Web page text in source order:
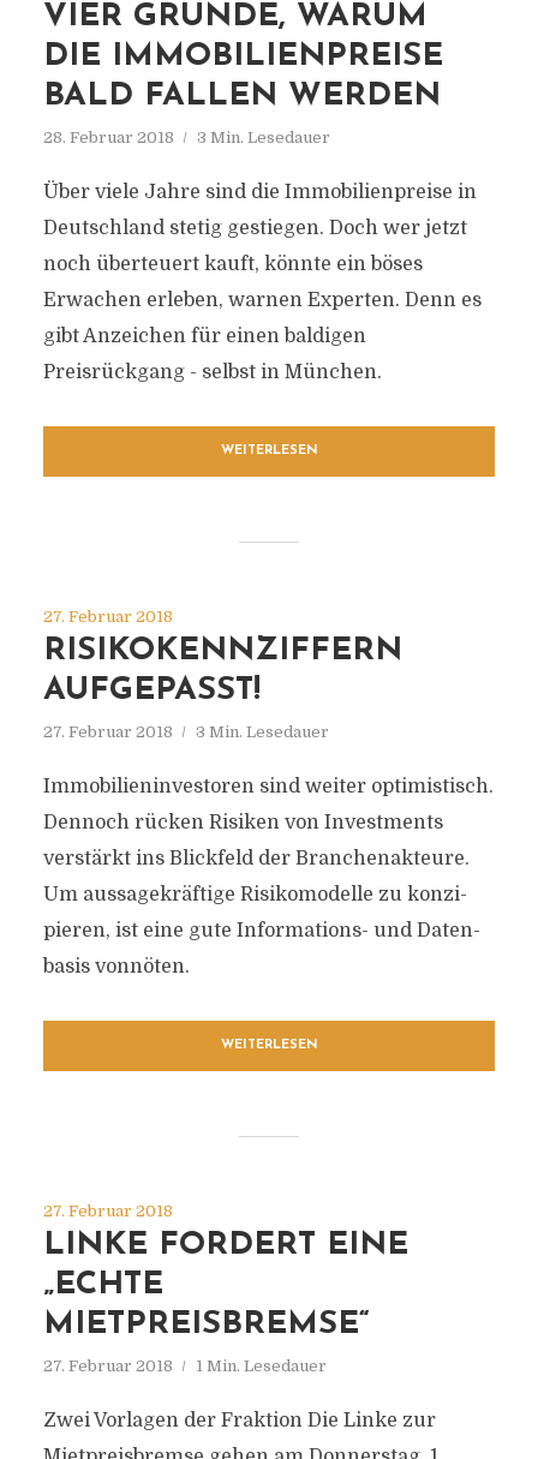
VIER GRÜNDE, WARUM
DIE IMMOBILIENPREISE
BALD FALLEN WERDEN
28. Februar 2018 3 Min. Lesedauer
Über viele Jahre sind die Immobilienpreise in
Deutschland stetig gestiegen. Doch wer jetzt
noch überteuert kauft, könnte ein böses
Erwachen erleben, warnen Experten. Denn es
gibt Anzeichen für einen baldigen
Preisrückgang - selbst in München.
WEITERLESEN
27. Februar 2018
RISIKOKENNZIFFERN
AUFGEPASST!
27. Februar 2018 3 Min. Lesedauer
Immobilieninvestoren sind weiter optimistisch.
Dennoch rücken Risiken von Investments
verstärkt ins Blickfeld der Branchenakteure.
Um aussagekräftige Risiko­mo­del­le zu kon­zi­
pie­ren, ist eine gute Informations- und Daten­
ba­sis vonnöten.
WEITERLESEN
27. Februar 2018
LINKE FORDERT EINE
„ECHTE
MIETPREISBREMSE“
27. Februar 2018 1 Min. Lesedauer
Zwei Vorlagen der Fraktion Die Linke zur